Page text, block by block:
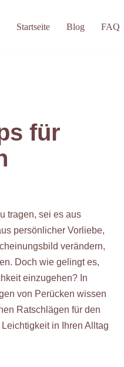
Startseite Blog FAQ
für
tragen, sei es aus
persönlicher Vorliebe,
verändern,
Doch wie gelingt es,
einzugehen? In
von Perücken wissen
Ratschlägen für den
in Ihren Alltag